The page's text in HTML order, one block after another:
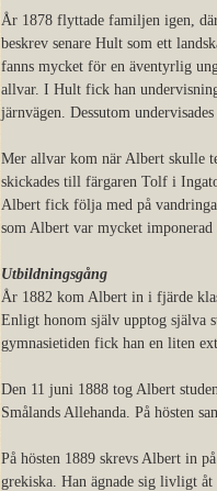
År 1878 flyttade familjen igen,
beskrev senare Hult som ett
fanns mycket för en äventyrlig
allvar. I Hult fick han
järnvägen. Dessutom
Mer allvar kom när Albert skulle
skickades till färgaren Tolf i
Albert fick följa med på
som Albert var mycket imponerad
Utbildningsgång
År 1882 kom Albert in i fjärde
Enligt honom själv upptog själva
gymnasietiden fick han en liten
Den 11 juni 1888 tog Albert
Smålands Allehanda. På hösten
På hösten 1889 skrevs Albert in
grekiska. Han ägnade sig livligt